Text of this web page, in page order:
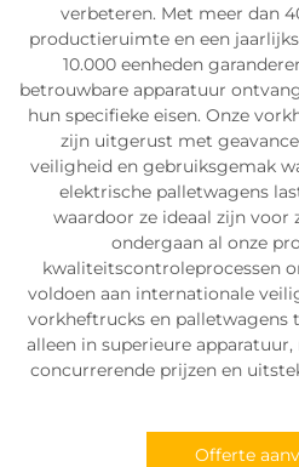
verbeteren. Met meer dan
productieruimte en een
10.000 eenheden
betrouwbare apparatuur
hun specifieke eisen. Onze
zijn uitgerust met
veiligheid en gebruiksgemak
elektrische palletwagens
waardoor ze ideaal zijn voor
ondergaan al onze
kwaliteitscontroleprocessen
voldoen aan internationale
vorkheftrucks en palletwagens
alleen in superieure
concurrerende prijzen en
Offerte